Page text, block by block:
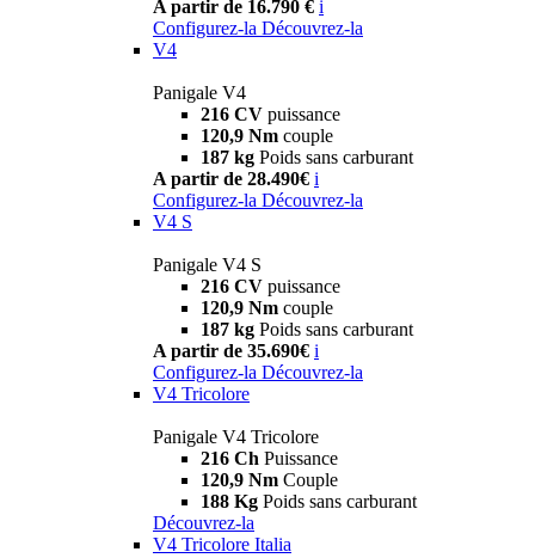
A partir de 16.790 € i
Configurez-la Découvrez-la
V4
Panigale V4
216 CV puissance
120,9 Nm couple
187 kg Poids sans carburant
A partir de 28.490€ i
Configurez-la Découvrez-la
V4 S
Panigale V4 S
216 CV puissance
120,9 Nm couple
187 kg Poids sans carburant
A partir de 35.690€ i
Configurez-la Découvrez-la
V4 Tricolore
Panigale V4 Tricolore
216 Ch Puissance
120,9 Nm Couple
188 Kg Poids sans carburant
Découvrez-la
V4 Tricolore Italia